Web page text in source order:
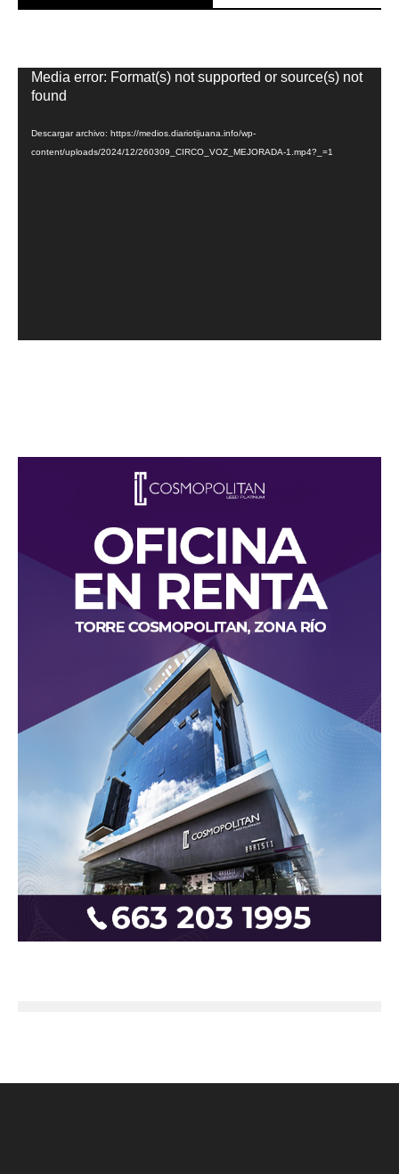
Reproductor
de
Media error: Format(s) not supported or source(s) not
found
Descargar archivo: https://medios.diariotijuana.info/wp-
content/uploads/2024/12/260309_CIRCO_VOZ_MEJORADA-1.mp4?_=1